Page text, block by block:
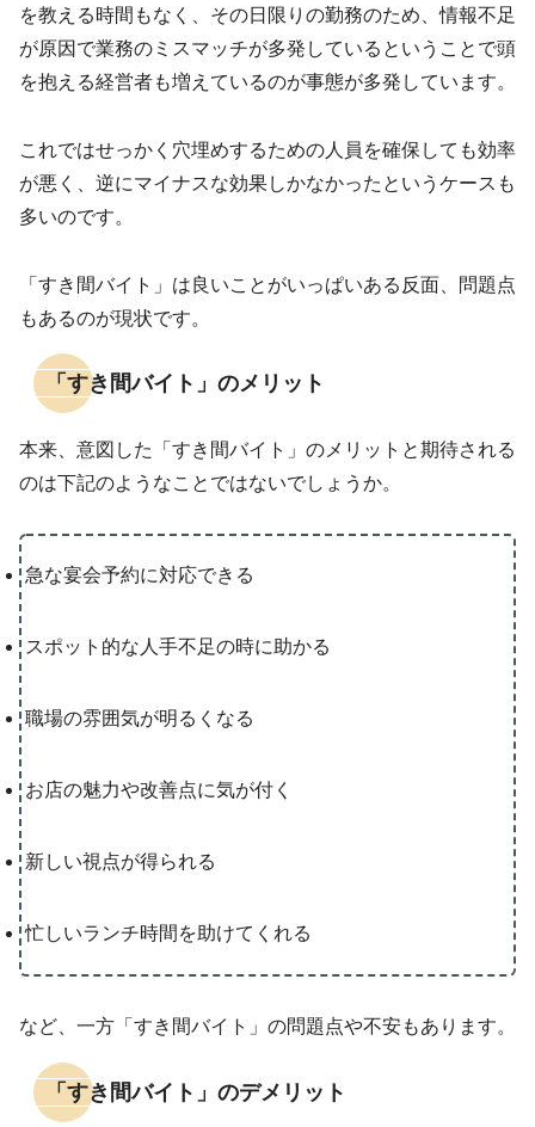
を教える時間もなく、その日限りの勤務のため、情報不足
が原因で業務のミスマッチが多発しているということで頭
を抱える経営者も増えているのが事態が多発しています。
これではせっかく穴埋めするための人員を確保しても効率
が悪く、逆にマイナスな効果しかなかったというケースも
多いのです。
「すき間バイト」は良いことがいっぱいある反面、問題点
もあるのが現状です。
「すき間バイト」のメリット
本来、意図した「すき間バイト」のメリットと期待される
のは下記のようなことではないでしょうか。
急な宴会予約に対応できる
スポット的な人手不足の時に助かる
職場の雰囲気が明るくなる
お店の魅力や改善点に気が付く
新しい視点が得られる
忙しいランチ時間を助けてくれる
など、一方「すき間バイト」の問題点や不安もあります。
「すき間バイト」のデメリット